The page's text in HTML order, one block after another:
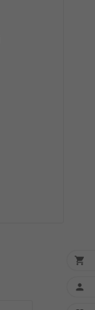

